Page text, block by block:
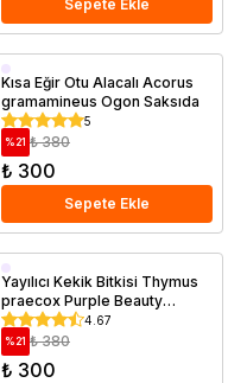
Sepete Ekle
Saksıda
Kısa Eğir Otu Alacalı Acorus
gramamineus Ogon Saksıda
5
%21 ₺ 380
₺ 300
Sepete Ekle
Saksıda
Yayılıcı Kekik Bitkisi Thymus
praecox Purple Beauty
Saksıda
4.67
%21 ₺ 380
₺ 300